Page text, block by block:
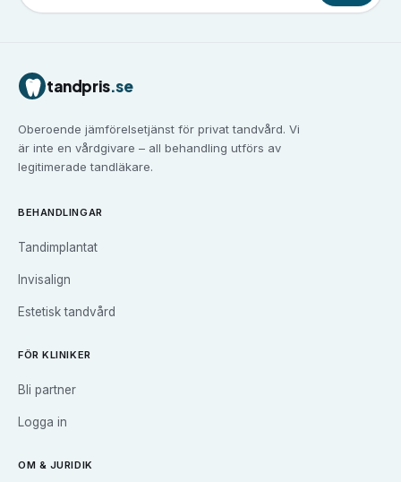
Tandvård i
Tandvård iFalun
Tandvård i Göteborg
Tandvård iHalmstad
Tandvård iHelsingborg
Tandvård iJärfälla
Tandvård i
Tandvård i Kalmar
Tandvård i
Tandvård i
Tandvård i
Tandvård i
tandpris.se
Oberoende jämförelsetjänst för privat tandvård. Vi
är inte en vårdgivare – all behandling utförs av
legitimerade tandläkare.
BEHANDLINGAR
Tandimplantat
Invisalign
Estetisk tandvård
FÖR KLINIKER
Bli partner
Logga in
OM & JURIDIK